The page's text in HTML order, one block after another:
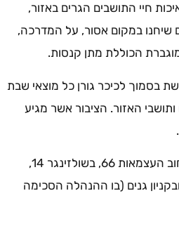
חיי התושבים הגרים באזור,
שיחנו במקום אסור, על המדרכה,
הכוללת מתן קנסות.
בסמוך לכיכר גורן כל מוצאי שבת
האזור. הציבור אשר מגיע
על מנת לאפשר חניה מוסדרת לבאים ניתן יהיה לחנות במגרש ברחוב העצמאות 66, בשולזינגר 14,
בליפשיץ פינת ויצמן, מול בי"ס אורי אורבך, ליפשיץ מול בית מס' 75 ובקניון גנים (בו ההנהלה הסכימה